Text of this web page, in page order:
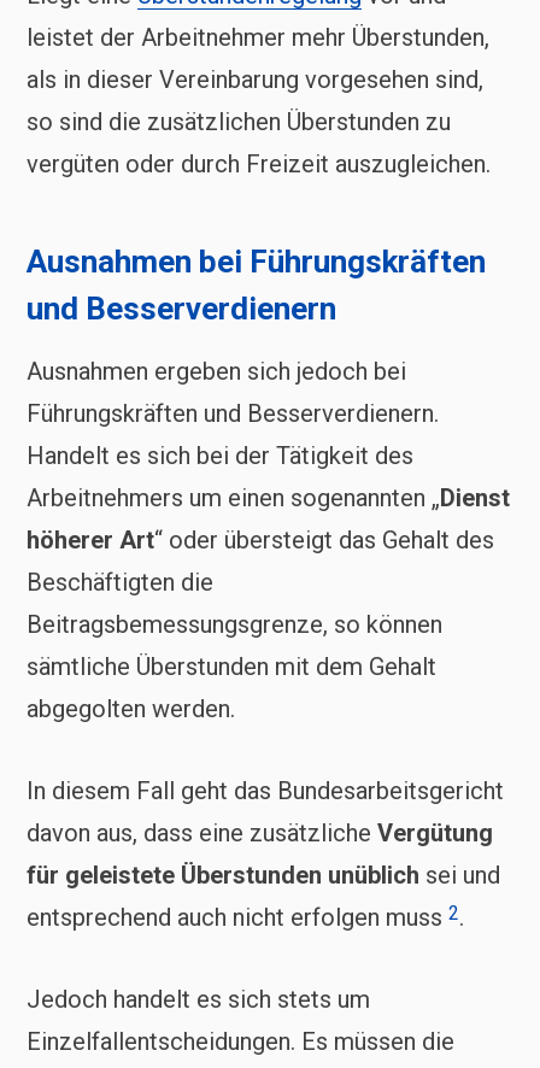
leistet der Arbeitnehmer mehr Überstunden,
als in dieser Vereinbarung vorgesehen sind,
so sind die zusätzlichen Überstunden zu
vergüten oder durch Freizeit auszugleichen.
Ausnahmen bei Führungskräften
und Besserverdienern
Ausnahmen ergeben sich jedoch bei
Führungskräften und Besserverdienern.
Handelt es sich bei der Tätigkeit des
Arbeitnehmers um einen sogenannten „Dienst
höherer Art“ oder übersteigt das Gehalt des
Beschäftigten die
Beitragsbemessungsgrenze, so können
sämtliche Überstunden mit dem Gehalt
abgegolten werden.
In diesem Fall geht das Bundesarbeitsgericht
davon aus, dass eine zusätzliche Vergütung
für geleistete Überstunden unüblich sei und
entsprechend auch nicht erfolgen muss 2.
Jedoch handelt es sich stets um
Einzelfallentscheidungen. Es müssen die